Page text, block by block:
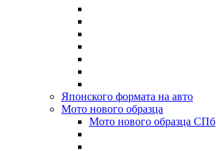
Японского формата на авто
Мото нового образца
Мото нового образца СПб